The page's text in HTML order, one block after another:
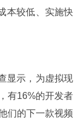
本较低、实施快
显示，为虚拟现
有16%的开发者
们的下一款视频